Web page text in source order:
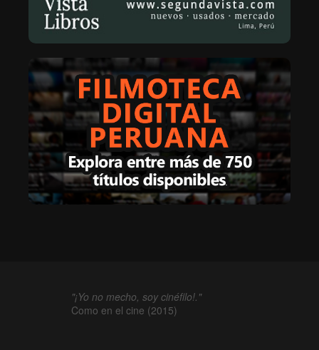
"¡Yo no mecho, soy cinéfilo!."
Como en el cine (2015)